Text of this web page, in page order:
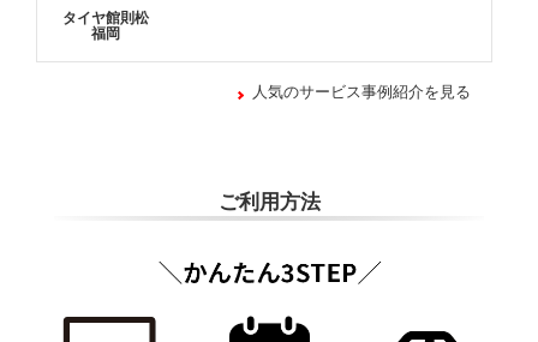
タイヤ館則松
福岡
人気のサービス事例紹介を見る
ご利用方法